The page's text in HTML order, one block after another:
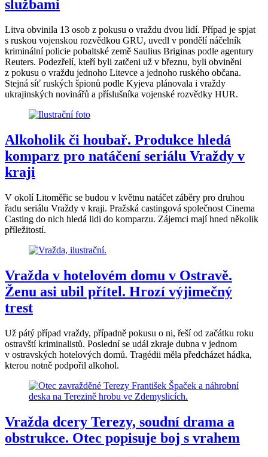
službami
Litva obvinila 13 osob z pokusu o vraždu dvou lidí. Případ je spjat
s ruskou vojenskou rozvědkou GRU, uvedl v pondělí náčelník
kriminální policie pobaltské země Saulius Briginas podle agentury
Reuters. Podezřelí, kteří byli zatčeni už v březnu, byli obviněni
z pokusu o vraždu jednoho Litevce a jednoho ruského občana.
Stejná síť ruských špionů podle Kyjeva plánovala i vraždy
ukrajinských novinářů a příslušníka vojenské rozvědky HUR.
Alkoholik či houbař. Produkce hledá
komparz pro natáčení seriálu Vraždy v
kraji
V okolí Litoměřic se budou v květnu natáčet záběry pro druhou
řadu seriálu Vraždy v kraji. Pražská castingová společnost Cinema
Casting do nich hledá lidi do komparzu. Zájemci mají hned několik
příležitostí.
Vražda v hotelovém domu v Ostravě.
Ženu asi ubil přítel. Hrozí výjimečný
trest
Už pátý případ vraždy, případně pokusu o ni, řeší od začátku roku
ostravští kriminalistů. Poslední se udál zkraje dubna v jednom
v ostravských hotelových domů. Tragédii měla předcházet hádka,
kterou notně podpořil alkohol.
Vražda dcery Terezy, soudní drama a
obstrukce. Otec popisuje boj s vrahem